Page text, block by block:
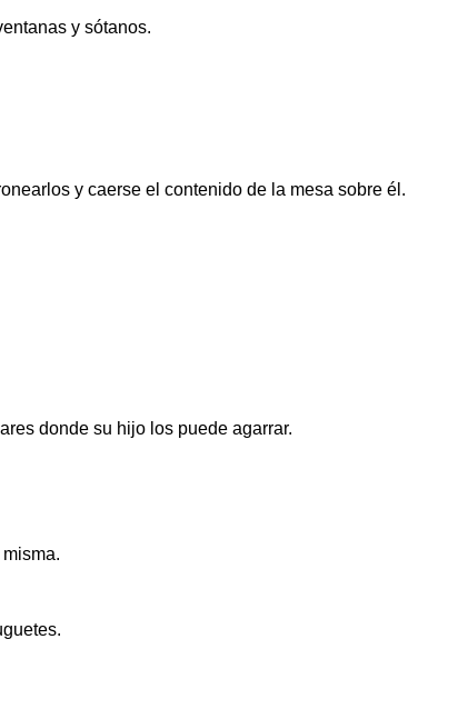
y sótanos.
y caerse el contenido de la mesa sobre él.
donde su hijo los puede agarrar.